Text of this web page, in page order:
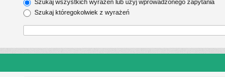
Szukaj wszystkich wyrażeń lub użyj wprowadzonego zapytania
Szukaj któregokolwiek z wyrażeń